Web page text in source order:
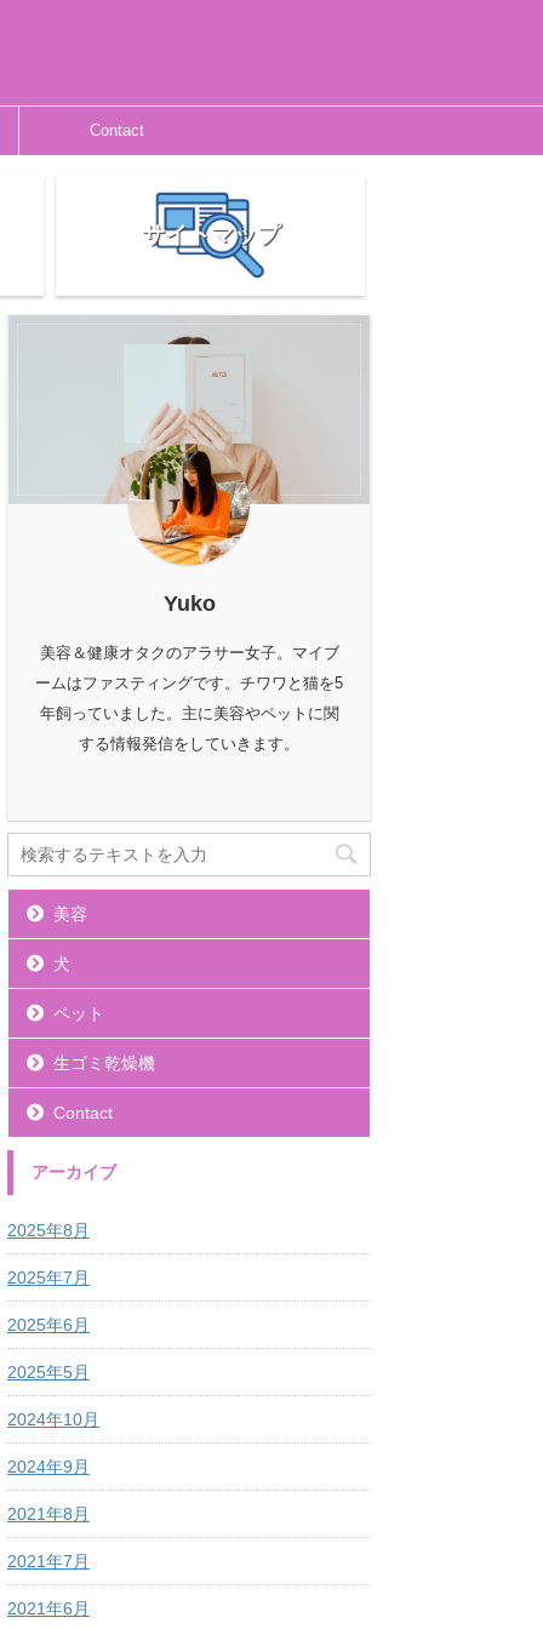
Contact
サイトマップ
Yuko
美容＆健康オタクのアラサー女子。マイブ
ームはファスティングです。チワワと猫を5
年飼っていました。主に美容やペットに関
する情報発信をしていきます。
美容
犬
ペット
生ゴミ乾燥機
Contact
アーカイブ
2025年8月
2025年7月
2025年6月
2025年5月
2024年10月
2024年9月
2021年8月
2021年7月
2021年6月